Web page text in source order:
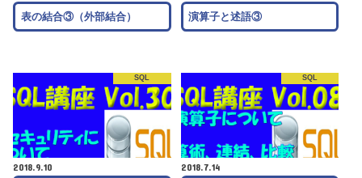
表の結合③（外部結合） 演算子と述語③
SQL
2018.9.10
SQL
2018.7.14